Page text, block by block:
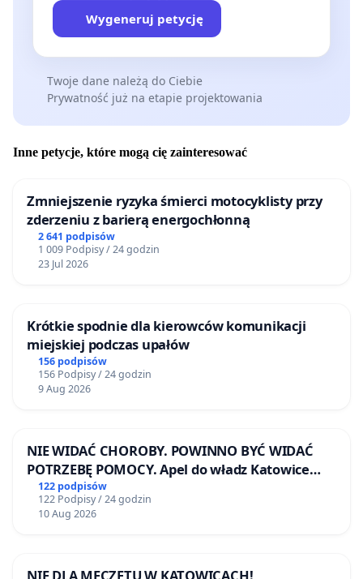
Wygeneruj petycję
Twoje dane należą do Ciebie
Prywatność już na etapie projektowania
Inne petycje, które mogą cię zainteresować
Zmniejszenie ryzyka śmierci motocyklisty przy
zderzeniu z barierą energochłonną
2 641 podpisów
1 009 Podpisy / 24 godzin
23 Jul 2026
Krótkie spodnie dla kierowców komunikacji
miejskiej podczas upałów
156 podpisów
156 Podpisy / 24 godzin
9 Aug 2026
NIE WIDAĆ CHOROBY. POWINNO BYĆ WIDAĆ
POTRZEBĘ POMOCY. Apel do władz Katowice
Airport o przystąpienie do programu HIDDEN
DISABILITIES SUNFLOWER – SŁONECZNIK –
UKRYTE NIEPEŁNOSPRAWNOŚCI
122 podpisów
122 Podpisy / 24 godzin
10 Aug 2026
NIE DLA MECZETU W KATOWICACH!